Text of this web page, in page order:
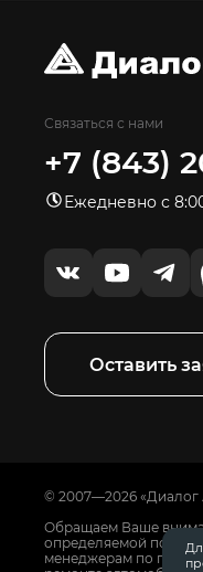
Связаться с нами
+7 (843)
Ежедневно с
Оставить
© 2007—2026 «Диалог
Обращаем Ваше
определяемой
менеджерам по